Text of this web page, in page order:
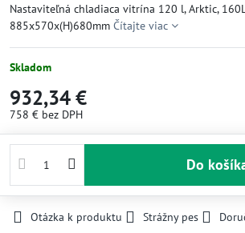
Nastaviteľná chladiaca vitrína 120 l, Arktic,
885x570x(H)680mm Čítajte viac
Skladom
932,34 €
758 € bez DPH
Do
Otázka k produktu Strážny pes